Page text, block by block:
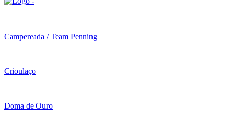
Campereada / Team Penning
Crioulaço
Doma de Ouro